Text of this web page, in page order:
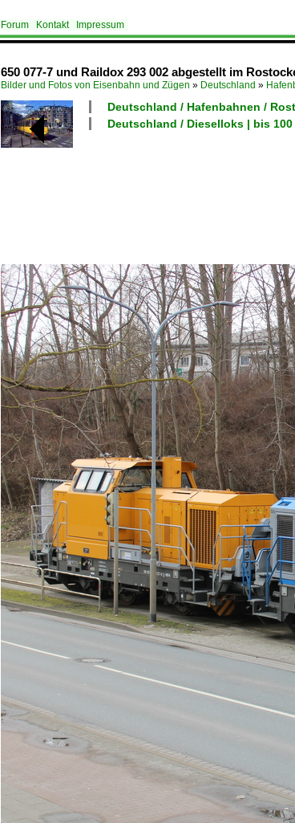
Forum Kontakt Impressum
650 077-7 und Raildox 293 002 abgestellt im
Bilder und Fotos von Eisenbahn und Zügen » Deutschland »
Deutschland / Hafenbahnen /
Deutschland / Dieselloks | bis